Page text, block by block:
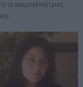
οι ανεμογεννήτριες